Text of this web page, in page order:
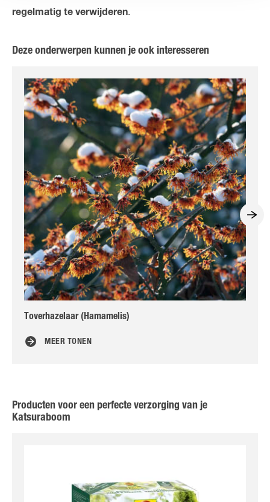
regelmatig te verwijderen.
Deze onderwerpen kunnen je ook interesseren
Toverhazelaar (Hamamelis)
MEER TONEN
Producten voor een perfecte verzorging van je
Katsuraboom